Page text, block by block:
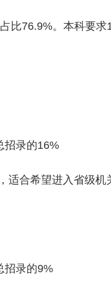
比76.9%。本科要求
招录的16%
适合希望进入省级
招录的9%